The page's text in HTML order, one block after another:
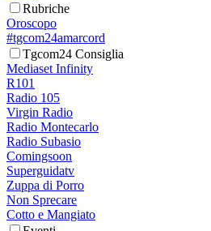
Rubriche
Oroscopo
#tgcom24amarcord
Tgcom24 Consiglia
Mediaset Infinity
R101
Radio 105
Virgin Radio
Radio Montecarlo
Radio Subasio
Comingsoon
Superguidatv
Zuppa di Porro
Non Sprecare
Cotto e Mangiato